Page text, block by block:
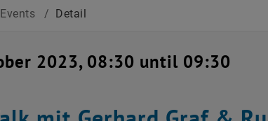
Events / Detail
2023, 08:30 until 09:30